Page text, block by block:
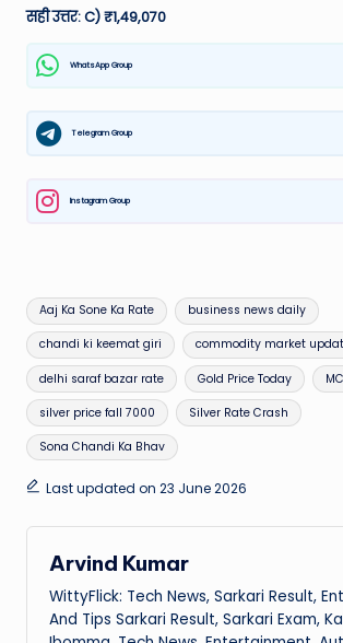
सही उत्तर: C) ₹1,49,070
WhatsApp Group
Telegram Group
Instagram Group
Tags:
Aaj Ka Sone Ka Rate business news daily
chandi ki keemat giri commodity market
delhi saraf bazar rate Gold Price Today
silver price fall 7000 Silver Rate Crash
Sona Chandi Ka Bhav
Last updated on 23 June 2026
Arvind Kumar
WittyFlick: Tech News, Sarkari Result,
And Tips Sarkari Result, Sarkari Exam,